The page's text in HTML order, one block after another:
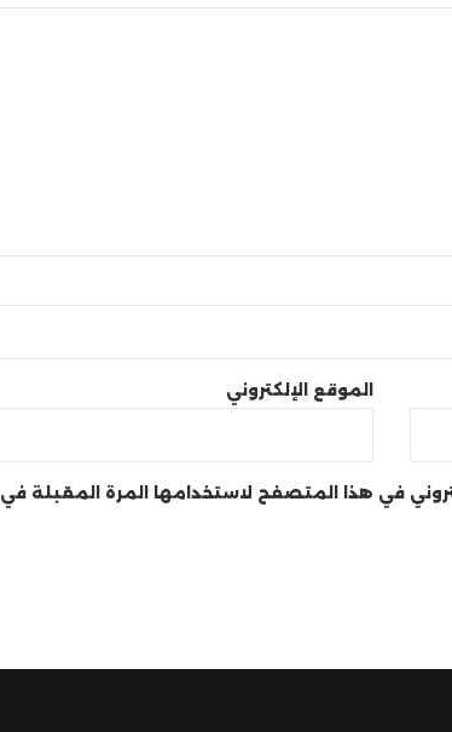
الموقع الإلكتروني
في هذا المتصفح لاستخدامها المرة المقبلة في